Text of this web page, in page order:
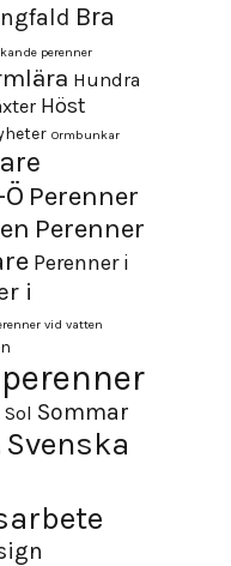
Bra
perenner
Hundra
Höst
Ormbunkar
Perenner
Perenner
Perenner i
i
vid vatten
Sol Sommar
Svenska